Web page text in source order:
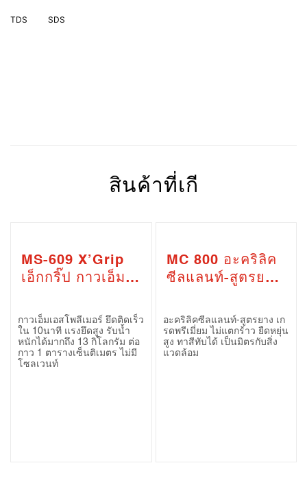
สินค้าที่เกี
MS-609 X’Grip
เอ็กกริ๊ป กาวเอ็มเอ
แห้งเร็วใน 10นาที
(MS-609 MS
Polymer
Adhesive /
กาวเอ็มเอสโพลีเมอร์ ยึดติดเร็ว
ใน 10นาที แรงยึดสูง รับน้ำ
หนักได้มากถึง 13 กิโลกรัม ต่อ
กาว 1 ตารางเซ็นติเมตร ไม่มี
โซลเวนท์
MC 800 อะคริลิค
ซีลแลนท์-สูตรยาง
Latex Sealant)
อะคริลิคซีลแลนท์-สูตรยาง เก
รดพรีเมี่ยม ไม่แตกร้าว ยืดหยุ่น
สูง ทาสีทับได้ เป็นมิตรกับสิ่ง
แวดล้อม